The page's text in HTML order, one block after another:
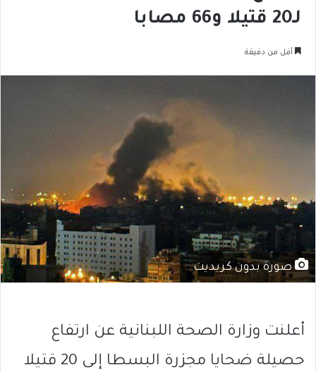
لـ20 قتيلا و66 مصابا
أقل من دقيقة
صورة بدون كريديت
أعلنت وزارة الصحة اللبنانية عن ارتفاع
حصيلة ضحايا مجزرة البسطا إلى 20 قتيلا